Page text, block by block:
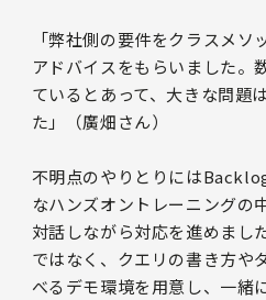
「弊社側の要件をクラスメソ
アドバイスをもらいました。
ているとあって、大きな問題
た」（廣畑さん）
不明点のやりとりには
なハンズオントレーニングの
対話しながら対応を進めまし
ではなく、クエリの書き方や
べるデモ環境を用意し、一緒